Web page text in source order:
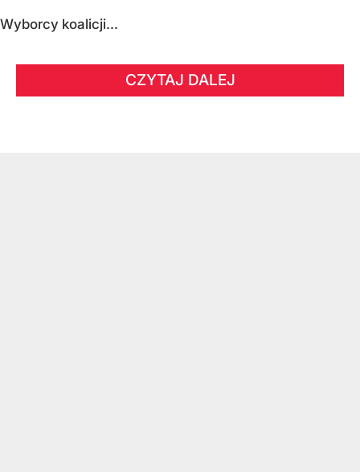
Wyborcy koalicji...
CZYTAJ DALEJ